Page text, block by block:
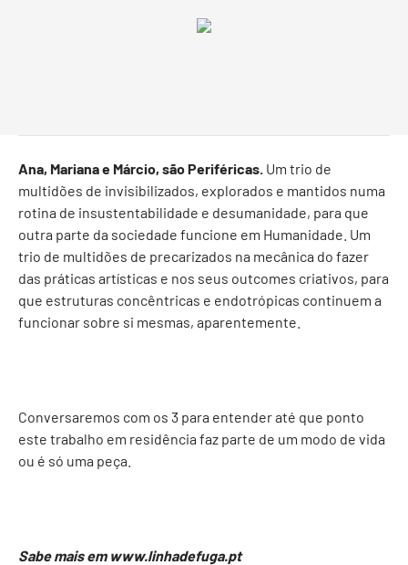
Ana, Mariana e Márcio, são Periféricas. Um trio de
multidões de invisibilizados, explorados e mantidos numa
rotina de insustentabilidade e desumanidade, para que
outra parte da sociedade funcione em Humanidade. Um
trio de multidões de precarizados na mecânica do fazer
das práticas artísticas e nos seus outcomes criativos, para
que estruturas concêntricas e endotrópicas continuem a
funcionar sobre si mesmas, aparentemente.
Conversaremos com os 3 para entender até que ponto
este trabalho em residência faz parte de um modo de vida
ou é só uma peça.
S‍abe mais em www.linhadefuga.pt